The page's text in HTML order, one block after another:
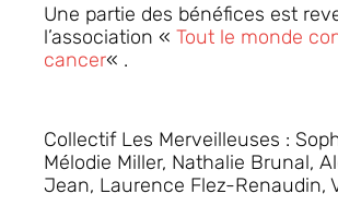
Une partie des bénéfices est
l’association « Tout le monde
cancer« .
Collectif Les Merveilleuses :
Mélodie Miller, Nathalie Brunal,
Jean, Laurence Flez-Renaudin,